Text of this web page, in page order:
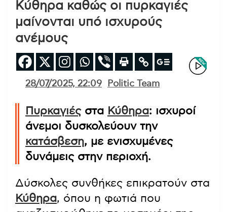
Κύθηρα καθώς οι πυρκαγιές
μαίνονται υπό ισχυρούς
ανέμους
28/07/2025, 22:09 Politic Team
Πυρκαγιέςστα Κύθηρα: ισχυροί
άνεμοι δυσκολεύουν την
κατάσβεση, με ενισχυμένες
δυνάμεις στην περιοχή.
Δύσκολες συνθήκες επικρατούν στα
Κύθηρα, όπου η φωτιά που